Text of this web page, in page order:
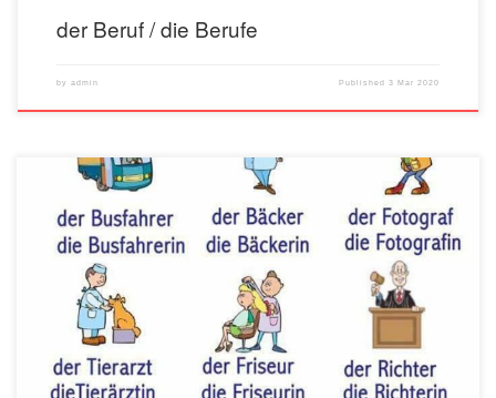
der Beruf / die Berufe
by admin Published3 Mar 2020